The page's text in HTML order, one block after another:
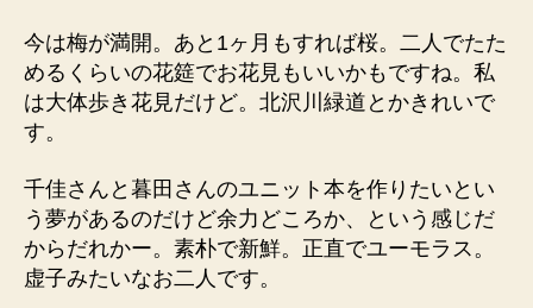
今は梅が満開。あと1ヶ月もすれば桜。二人でたた
めるくらいの花筵でお花見もいいかもですね。私
は大体歩き花見だけど。北沢川緑道とかきれいで
す。
千佳さんと暮田さんのユニット本を作りたいとい
う夢があるのだけど余力どころか、という感じだ
からだれかー。素朴で新鮮。正直でユーモラス。
虚子みたいなお二人です。